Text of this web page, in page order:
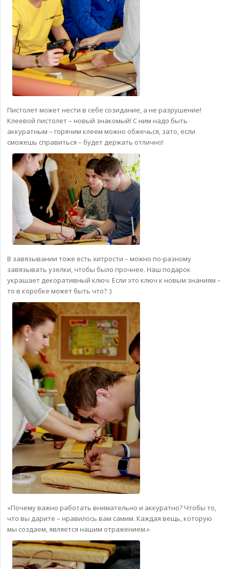
Пистолет может нести в себе созидание, а не разрушение!
Клеевой пистолет – новый знакомый! С ним надо быть
аккуратным – горячим клеем можно обжечься, зато, если
сможешь справиться – будет держать отлично!
В завязывании тоже есть хитрости – можно по-разному
завязывать узелки, чтобы было прочнее. Наш подарок
украшает декоративный ключ. Если это ключ к новым знаниям –
то в коробке может быть что? :)
«Почему важно работать внимательно и аккуратно? Чтобы то,
что вы дарите – нравилось вам самим. Каждая вещь, которую
мы создаем, является нашим отражением.»